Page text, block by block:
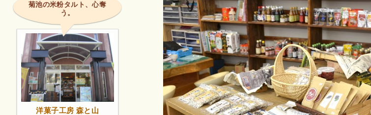
菊池の米粉タルト、心奪
う。
洋菓子工房 森と山